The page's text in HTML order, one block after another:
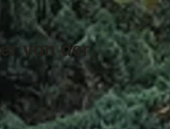
von der